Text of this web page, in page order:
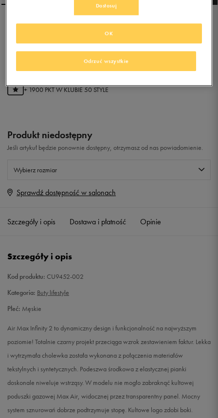
NIKE AIR MAX INFINITY 2
379,99złz Vat
+ 1900 PKT WKLUBIE 50 STYLE
Produkt niedostępny
Jeśli artykuł będzie ponownie dostępny, otrzymasz od nas powiadomienie.
Wybierz rozmiar
Rozmiary EU
40,5
42,5 27 cm
44 28 cm Powiadom o dostępności
44,5 28,5 cm Powiadom o dostępności
45,5 29,5 cm Powiadom o dostępności
Sprawdź dostępność w salonach
Szczegóły i opis Dostawa i płatność Opinie
Szczegóły i opis
Kod produktu: CU9452-002
Kategoria: Buty lifestyle
Płeć: Męskie
Air Max Infinity 2 to dynamiczny design i funkcjonalność na najwyższym
poziomie! Totalnie czarny projekt przeciąga wzrok zestawieniem faktur. Lekka
i wytrzymała cholewka została wykonana z połączenia materiałów
tekstylnych i syntetycznych. Podeszwa środkowa z elastycznej pianki
doskonale niweluje wstrząsy. W modelu nie mogło zabraknąć kultowej
poduszki gazowej Max Air, widocznej przez transparentny panel. Mocny
system sznurowań dobrze podtrzymuje stopę. Kultowe logo zdobi boki.
Dostosuj
Odrzuć wszystkie
OK